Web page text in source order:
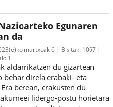
Egunaren
da
martxoak 6 Bisitak: 1067
1
aldarrikatzen du gizartean
behar direla erabaki- eta
berean, erakusten du
lidergo-postu horietara